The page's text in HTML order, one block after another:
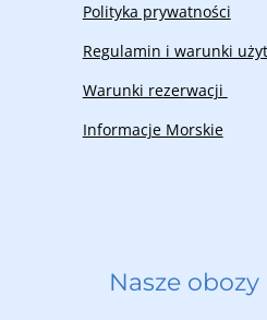
Polityka prywatności
Regulamin i warunki
Warunki rezerwacji ​
Informacje Morskie
Nasze obozy